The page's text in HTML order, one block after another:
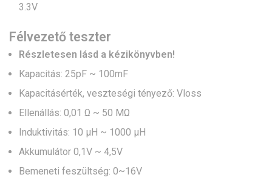
3.3V
Félvezető teszter
Részletesen lásd a kézikönyvben!
Kapacitás: 25pF ~ 100mF
Kapacitásérték, veszteségi tényező: Vloss
Ellenállás: 0,01 Ω ~ 50 MΩ
Induktivitás: 10 µH ~ 1000 µH
Akkumulátor 0,1V ~ 4,5V
Bemeneti feszültség: 0~16V